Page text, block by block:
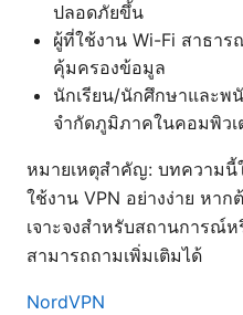
ปลอดภัยขึ้น
ผู้ที่ใช้งาน Wi-Fi สาธา
คุ้มครองข้อมูล
นักเรียน/นักศึกษาและพ
จำกัดภูมิภาคในคอมพิว
หมายเหตุสำคัญ: บทความนี้
ใช้งาน VPN อย่างง่าย หาก
เจาะจงสำหรับสถานการ
สามารถถามเพิ่มเติมได้
NordVPN